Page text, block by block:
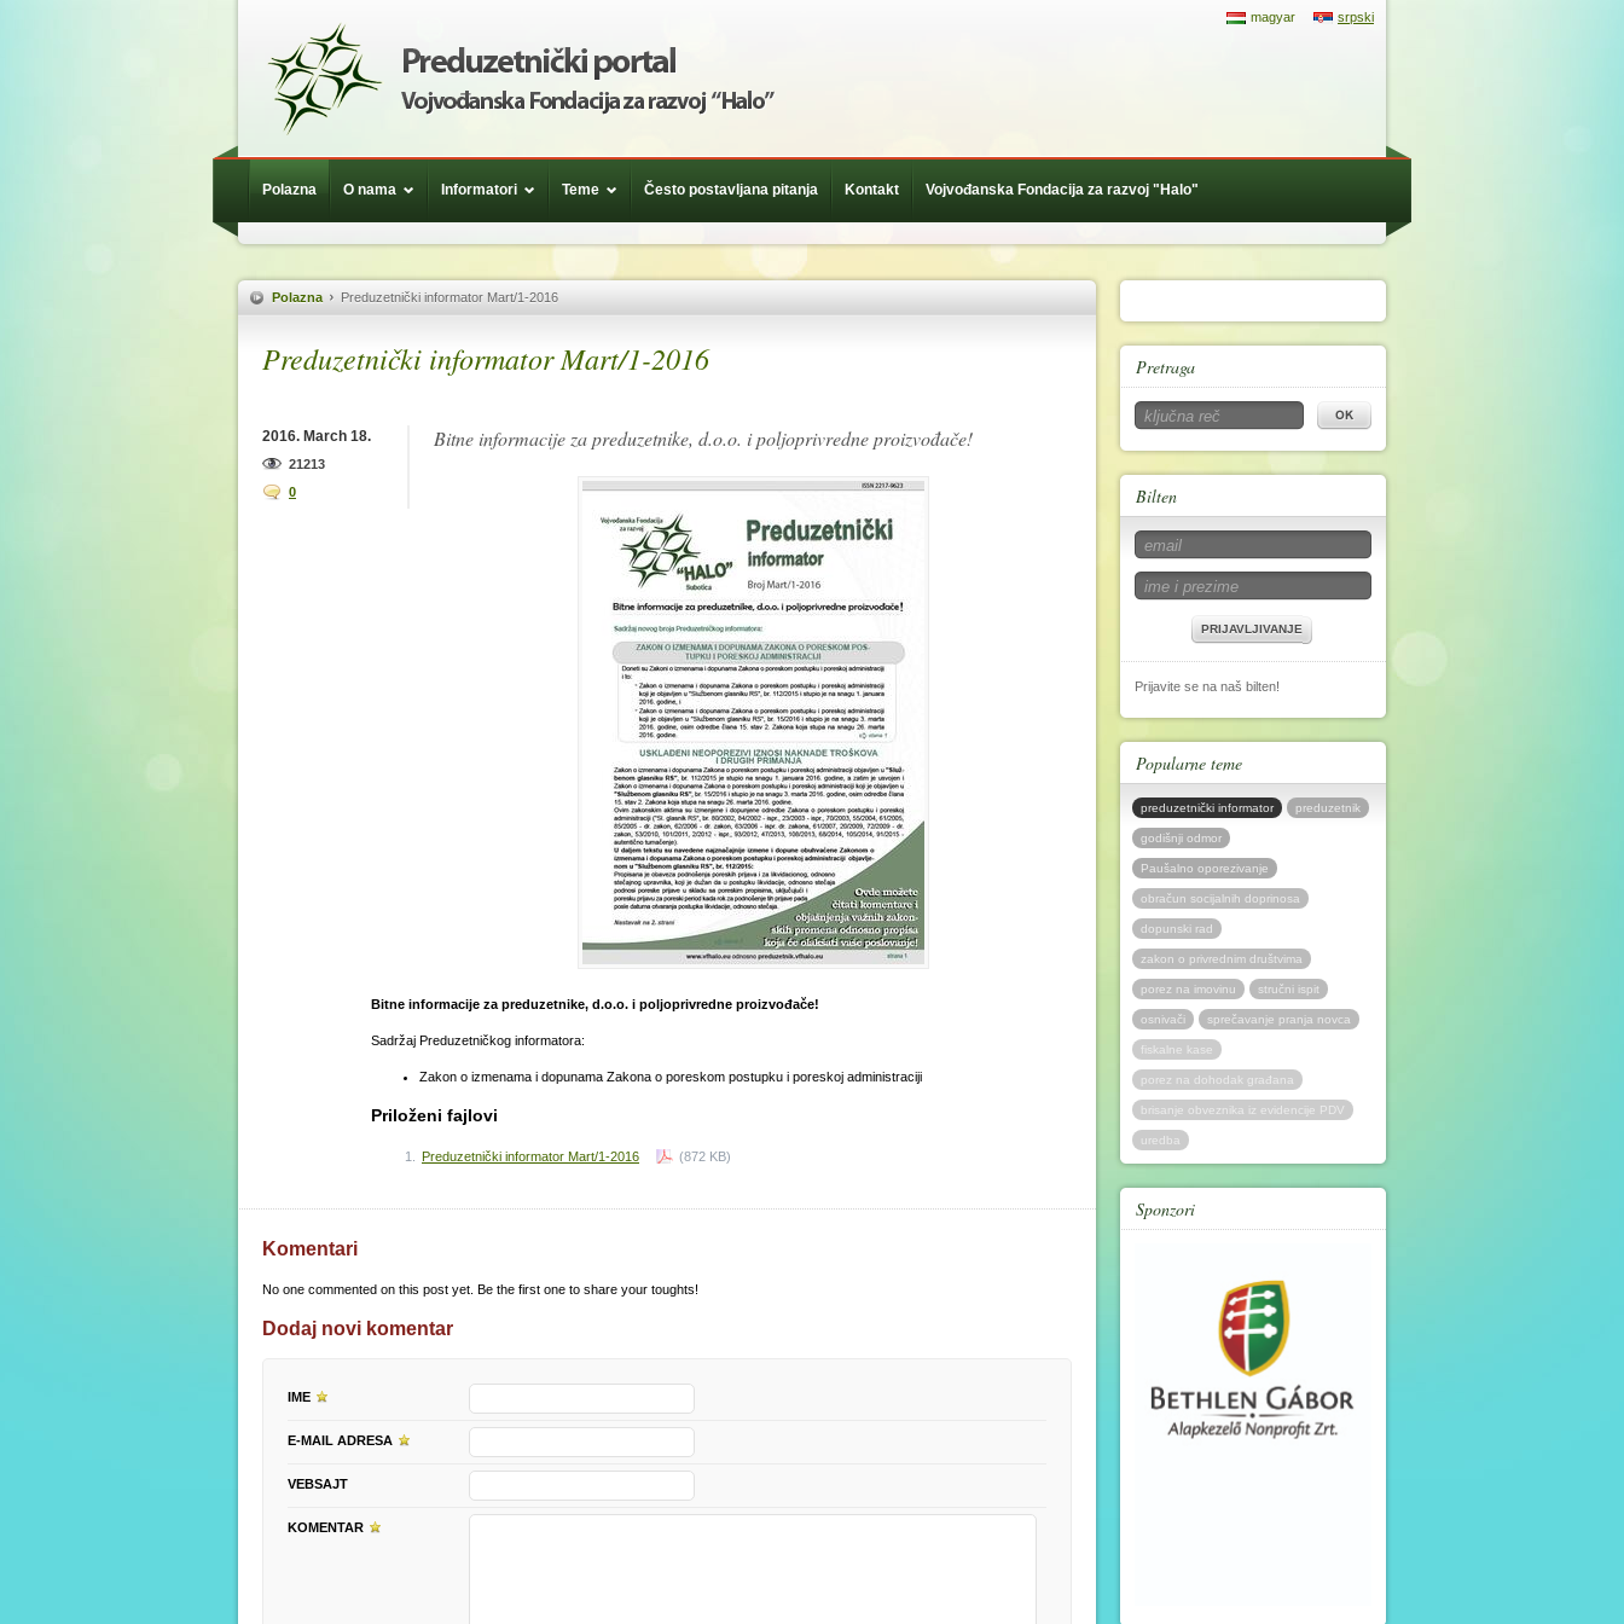
srpski
magyar
Polazna O nama Informatori Teme Često postavljana pitanja Kontakt Vojvođanska Fondacija za razvoj "Halo"
Polazna Preduzetnički informator Mart/1-2016
Preduzetnički informator Mart/1-2016
2016. March 18.
21213
0
Bitne informacije za preduzetnike, d.o.o. i poljoprivredne proizvođače!
Bitne informacije za preduzetnike, d.o.o. i poljoprivredne proizvođače!
Sadržaj Preduzetničkog informatora:
Zakon o izmenama i dopunama Zakona o poreskom postupku i poreskoj administraciji
Priloženi fajlovi
Preduzetnički informator Mart/1-2016 (872 KB)
Komentari
No one commented on this post yet. Be the first one to share your toughts!
Dodaj novi komentar
IME
E-MAIL ADRESA
VEBSAJT
KOMENTAR
Pretraga
Bilten
PRIJAVLJIVANJE
Prijavite se na naš bilten!
Popularne teme
preduzetnički informator preduzetnik
godišnji odmor
Paušalno oporezivanje
obračun socijalnih doprinosa
dopunski rad
zakon o privrednim društvima
porez na imovinu stručni ispit
osnivači sprečavanje pranja novca
fiskalne kase
porez na dohodak građana
brisanje obveznika iz evidencije PDV
uredba
Sponzori